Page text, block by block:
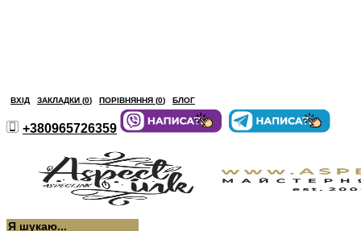
ВХІД ЗАКЛАДКИ (0) ПОРІВНЯННЯ (0) БЛОГ
+380965726359